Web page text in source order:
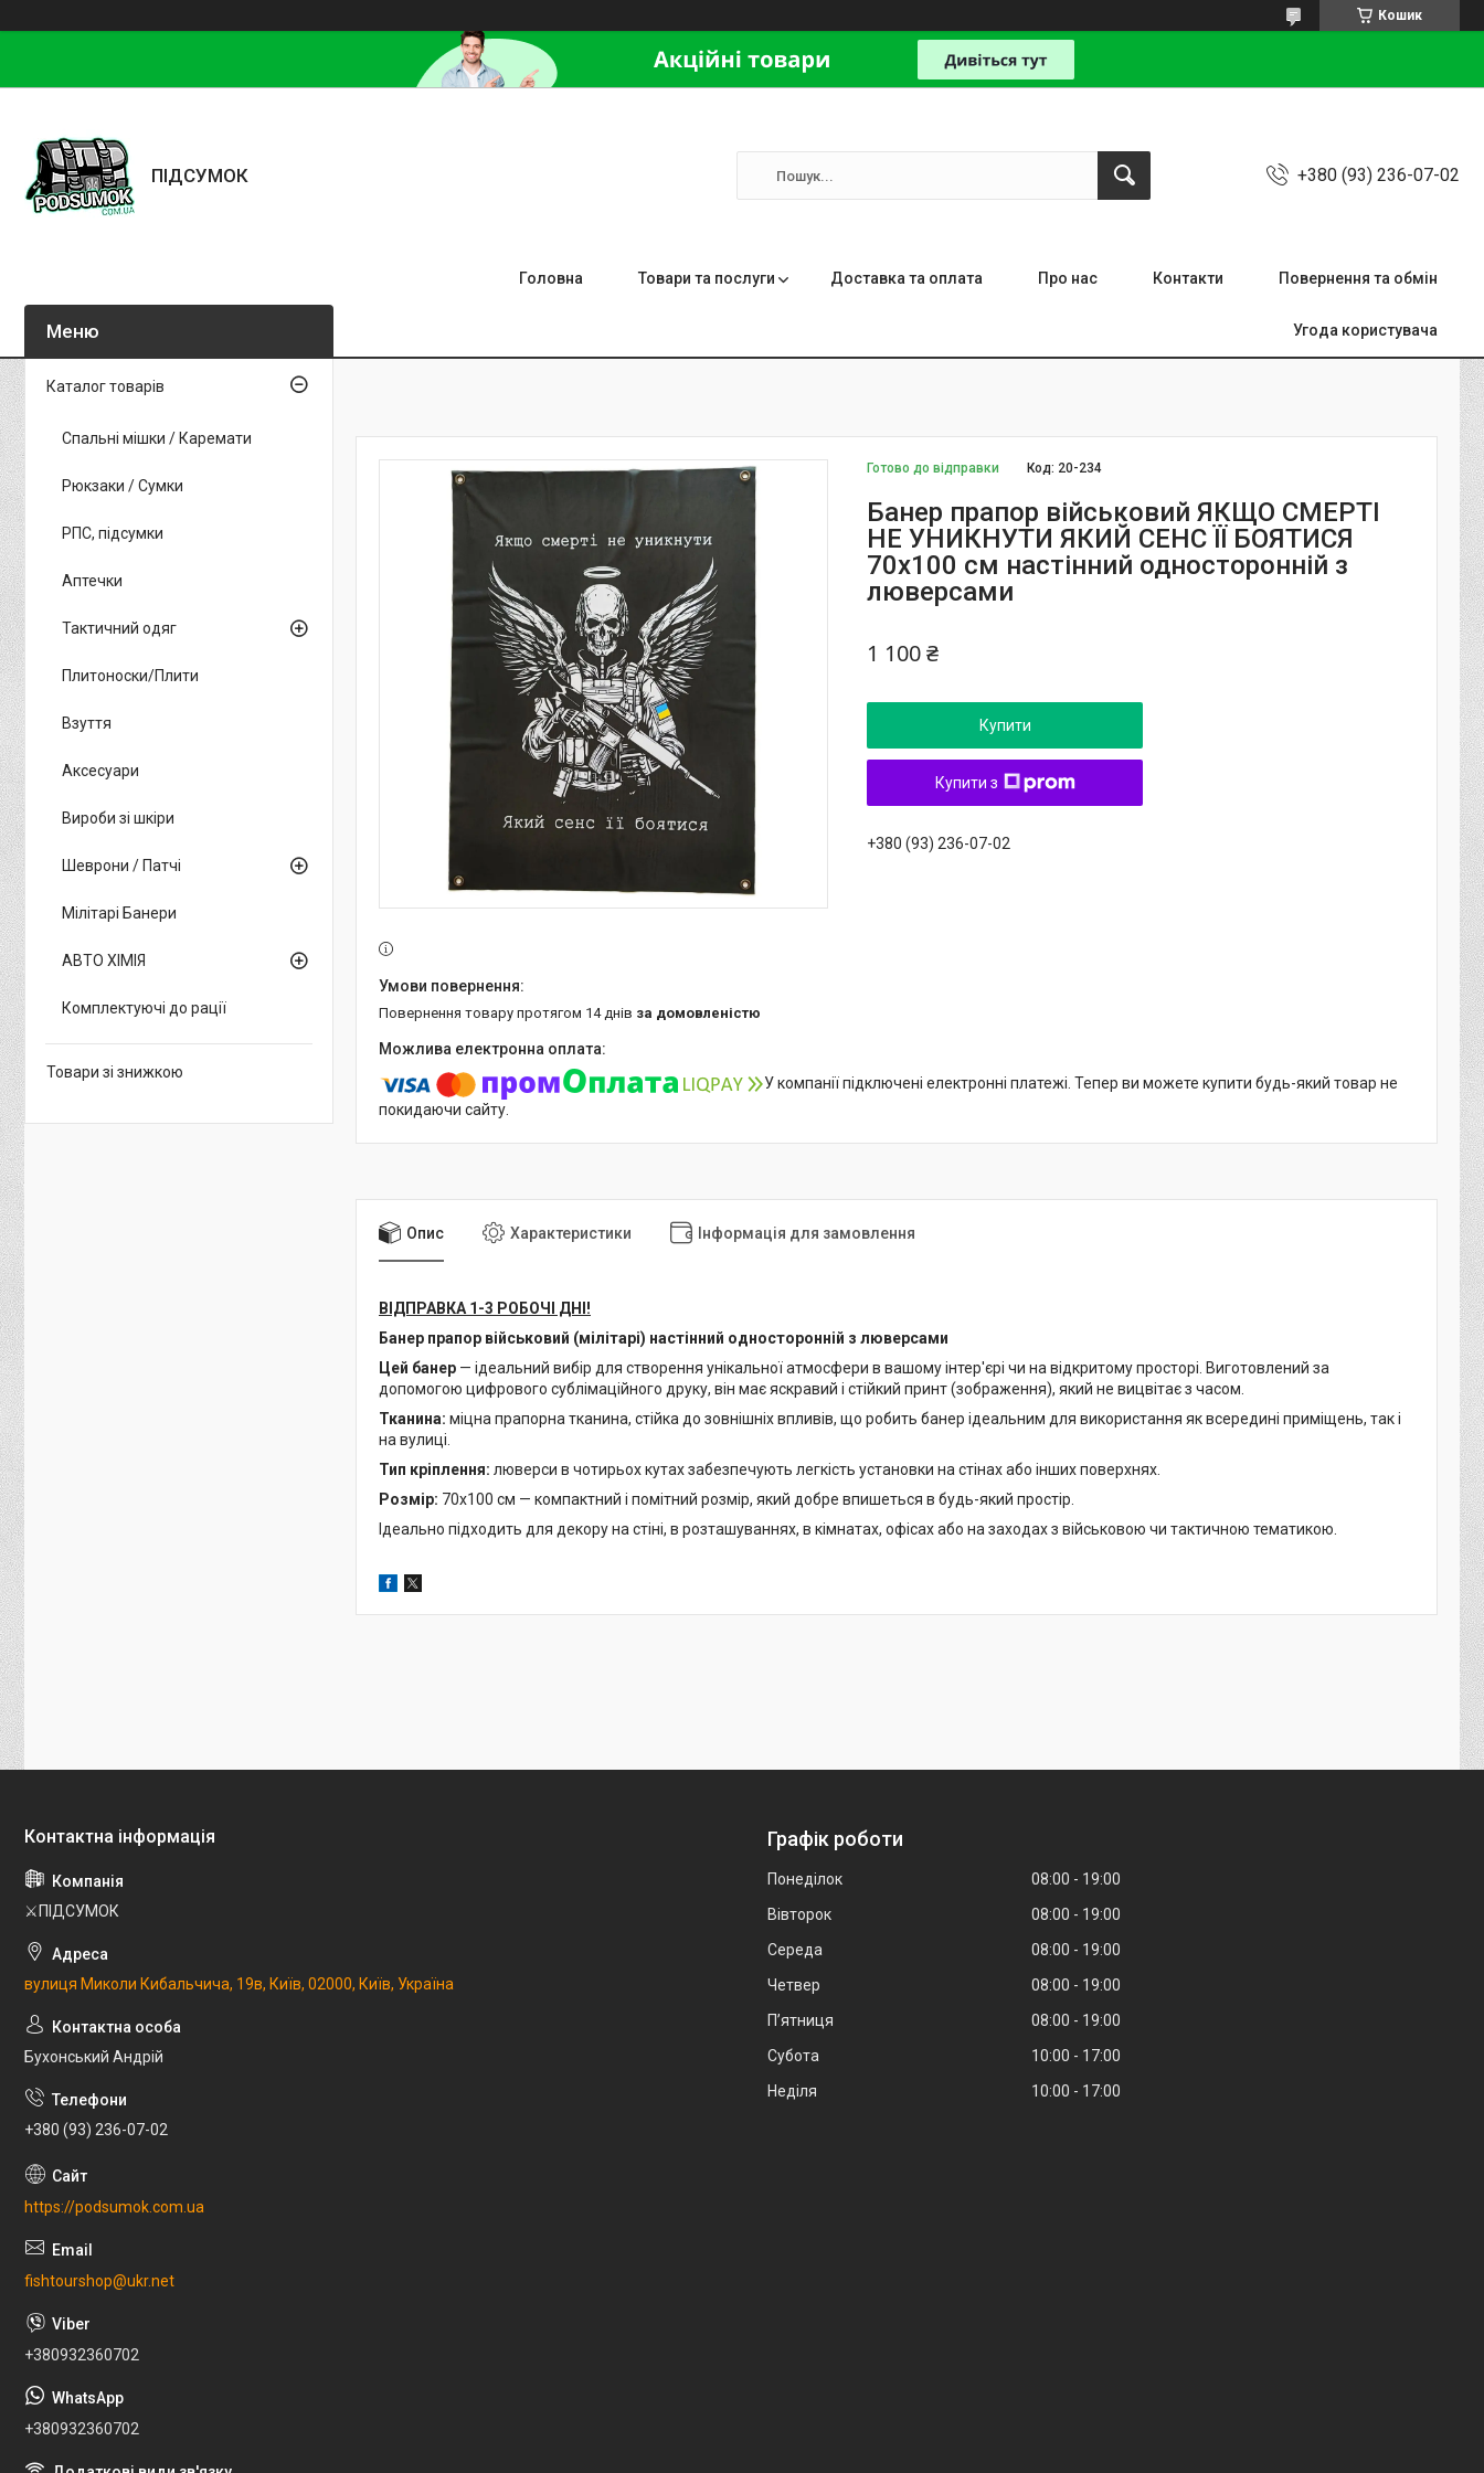
Кошик
ПІДСУМОК +380 (93) 236-07-02
Головна Товари та послуги Доставка та оплата Про нас Контакти Повернення та обмін
Угода користувача
Готово до відправки Код: 20-234
Банер прапор військовий ЯКЩО СМЕРТІ
НЕ УНИКНУТИ ЯКИЙ СЕНС ЇЇ БОЯТИСЯ
70х100 см настінний односторонній з
люверсами
1 100 ₴
Купити
Купити з
+380 (93) 236-07-02
повернення товару протягом 14 днів за домовленістю
У компанії підключені електронні платежі. Тепер ви можете купити будь-який товар не
покидаючи сайту.
Опис Характеристики Інформація для замовлення
ВІДПРАВКА 1-3 РОБОЧІ ДНІ!
Банер прапор військовий (мілітарі) настінний односторонній з люверсами
Цей банер — ідеальний вибір для створення унікальної атмосфери в вашому інтер'єрі чи на відкритому просторі. Виготовлений за
допомогою цифрового сублімаційного друку, він має яскравий і стійкий принт (зображення), який не вицвітає з часом.
Тканина: міцна прапорна тканина, стійка до зовнішніх впливів, що робить банер ідеальним для використання як всередині приміщень, так і
на вулиці.
Тип кріплення: люверси в чотирьох кутах забезпечують легкість установки на стінах або інших поверхнях.
Розмір: 70х100 см — компактний і помітний розмір, який добре впишеться в будь-який простір.
Ідеально підходить для декору на стіні, в розташуваннях, в кімнатах, офісах або на заходах з військовою чи тактичною тематикою.
Каталог товарів
Спальні мішки / Каремати
Рюкзаки / Сумки
РПС, підсумки
Аптечки
Тактичний одяг
Плитоноски/Плити
Взуття
Аксесуари
Вироби зі шкіри
Шеврони / Патчі
Мілітарі Банери
АВТО ХІМІЯ
Комплектуючі до рації
Товари зі знижкою
⚔️ПІДСУМОК
вулиця Миколи Кибальчича, 19в, Київ, 02000, Київ, Україна
Бухонський Андрій
+380 (93) 236-07-02
https://podsumok.com.ua
fishtourshop@ukr.net
+380932360702
+380932360702
Графік роботи
Понеділок 08:00
19:00
Вівторок
08:00
19:00
Середа
08:00
19:00
Четвер
08:00
19:00
Пʼятниця
08:00
19:00
Субота
10:00
17:00
Неділя
10:00 17:00